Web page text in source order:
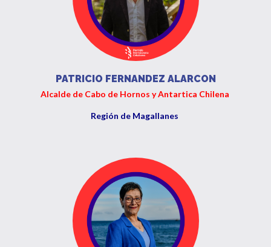
PATRICIO FERNANDEZ ALARCON
Alcalde de Cabo de Hornos y Antartica Chilena
Región de Magallanes